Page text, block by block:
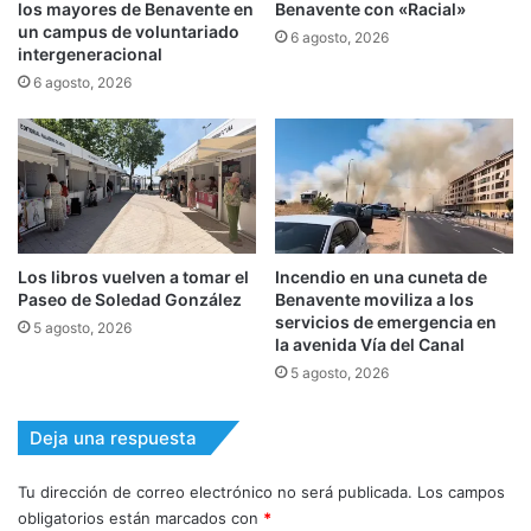
los mayores de Benavente en
un campus de voluntariado
intergeneracional
6 agosto, 2026
Benavente con «Racial»
6 agosto, 2026
Los libros vuelven a tomar el
Paseo de Soledad González
5 agosto, 2026
Incendio en una cuneta de
Benavente moviliza a los
servicios de emergencia en
la avenida Vía del Canal
5 agosto, 2026
Deja una respuesta
Tu dirección de correo electrónico no será publicada. Los campos
obligatorios están marcados con *